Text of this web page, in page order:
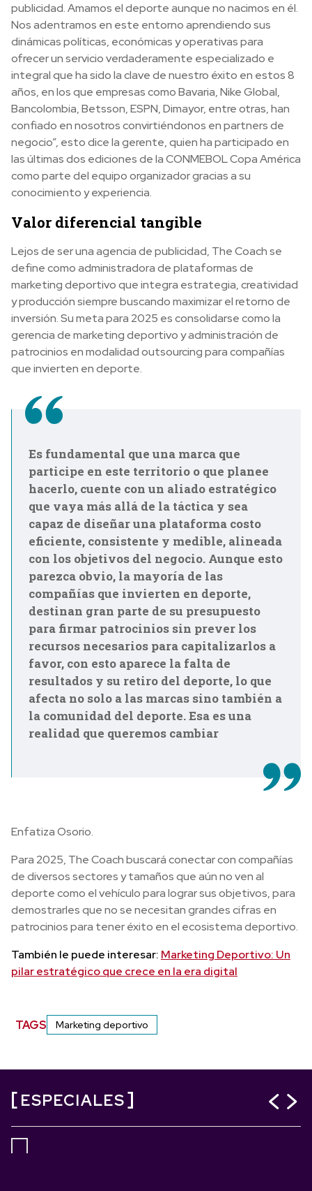
publicidad. Amamos el deporte aunque no nacimos en él.
Nos adentramos en este entorno aprendiendo sus
dinámicas políticas, económicas y operativas para
ofrecer un servicio verdaderamente especializado e
integral que ha sido la clave de nuestro éxito en estos 8
años, en los que empresas como Bavaria, Nike Global,
Bancolombia, Betsson, ESPN, Dimayor, entre otras, han
confiado en nosotros convirtiéndonos en partners de
negocio”, esto dice la gerente, quien ha participado en
las últimas dos ediciones de la CONMEBOL Copa América
como parte del equipo organizador gracias a su
conocimiento y experiencia.
Valor diferencial tangible
Lejos de ser una agencia de publicidad, The Coach se
define como administradora de plataformas de
marketing deportivo que integra estrategia, creatividad
y producción siempre buscando maximizar el retorno de
inversión. Su meta para 2025 es consolidarse como la
gerencia de marketing deportivo y administración de
patrocinios en modalidad outsourcing para compañías
que invierten en deporte.
Es fundamental que una marca que
participe en este territorio o que planee
hacerlo, cuente con un aliado estratégico
que vaya más allá de la táctica y sea
capaz de diseñar una plataforma costo
eficiente, consistente y medible, alineada
con los objetivos del negocio. Aunque esto
parezca obvio, la mayoría de las
compañías que invierten en deporte,
destinan gran parte de su presupuesto
para firmar patrocinios sin prever los
recursos necesarios para capitalizarlos a
favor, con esto aparece la falta de
resultados y su retiro del deporte, lo que
afecta no solo a las marcas sino también a
la comunidad del deporte. Esa es una
realidad que queremos cambiar
Enfatiza Osorio.
Para 2025, The Coach buscará conectar con compañías
de diversos sectores y tamaños que aún no ven al
deporte como el vehículo para lograr sus objetivos, para
demostrarles que no se necesitan grandes cifras en
patrocinios para tener éxito en el ecosistema deportivo.
También le puede interesar: Marketing Deportivo: Un
pilar estratégico que crece en la era digital
TAGS Marketing deportivo
ESPECIALES